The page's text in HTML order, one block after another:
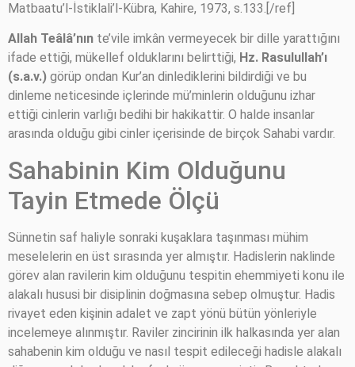
Matbaatu’l-İstiklali’l-Kübra, Kahire, 1973, s.133.[/ref]
Allah Teâlâ’nın te’vile imkân vermeyecek bir dille yarattığını
ifade ettiği, mükellef olduklarını belirttiği, Hz. Rasulullah’ı
(s.a.v.) görüp ondan Kur’an dinlediklerini bildirdiği ve bu
dinleme neticesinde içlerinde mü’minlerin olduğunu izhar
ettiği cinlerin varlığı bedihi bir hakikattir. O halde insanlar
arasında olduğu gibi cinler içerisinde de birçok Sahabi vardır.
Sahabinin Kim Olduğunu
Tayin Etmede Ölçü
Sünnetin saf haliyle sonraki kuşaklara taşınması mühim
meselelerin en üst sırasında yer almıştır. Hadislerin naklinde
görev alan ravilerin kim olduğunu tespitin ehemmiyeti konu ile
alakalı hususi bir disiplinin doğmasına sebep olmuştur. Hadis
rivayet eden kişinin adalet ve zapt yönü bütün yönleriyle
incelemeye alınmıştır. Raviler zincirinin ilk halkasında yer alan
sahabenin kim olduğu ve nasıl tespit edileceği hadisle alakalı